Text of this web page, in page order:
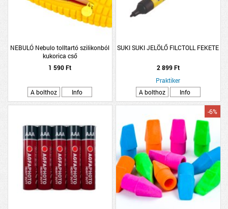
NEBULÓ Nebulo tolltartó szilikonból
kukorica cső
1 590 Ft
A bolthoz Info
SUKI SUKI JELÖLŐ FILCTOLL FEKETE
2 899 Ft
Praktiker
A bolthoz
Info
-6%